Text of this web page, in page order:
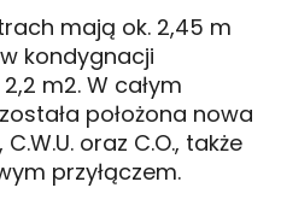
mają ok. 2,45 m
kondygnacji
m2. W całym
położona nowa
oraz C.O., także
przyłączem.